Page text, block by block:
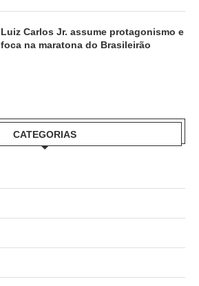
Luiz Carlos Jr. assume protagonismo e
foca na maratona do Brasileirão
CATEGORIAS